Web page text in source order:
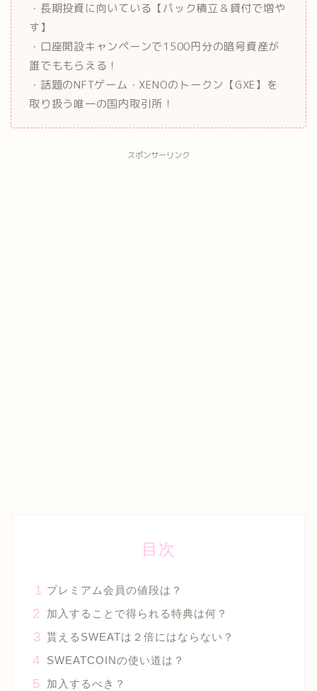
・長期投資に向いている【パック積立＆貸付で増や
す】
・口座開設キャンペーンで1500円分の暗号資産が
誰でももらえる！
・話題のNFTゲーム・XENOのトークン【GXE】を
取り扱う唯一の国内取引所！
スポンサーリンク
目次
プレミアム会員の値段は？
加入することで得られる特典は何？
貰えるSWEATは２倍にはならない？
SWEATCOINの使い道は？
加入するべき？